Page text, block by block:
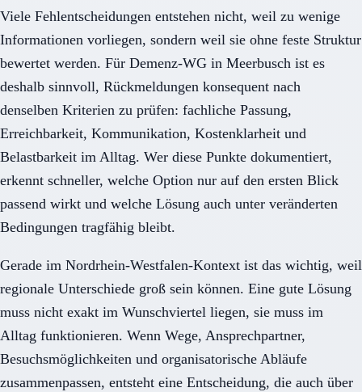
Viele Fehlentscheidungen entstehen nicht, weil zu wenige
Informationen vorliegen, sondern weil sie ohne feste Struktur
bewertet werden. Für Demenz-WG in Meerbusch ist es
deshalb sinnvoll, Rückmeldungen konsequent nach
denselben Kriterien zu prüfen: fachliche Passung,
Erreichbarkeit, Kommunikation, Kostenklarheit und
Belastbarkeit im Alltag. Wer diese Punkte dokumentiert,
erkennt schneller, welche Option nur auf den ersten Blick
passend wirkt und welche Lösung auch unter veränderten
Bedingungen tragfähig bleibt.
Gerade im Nordrhein-Westfalen-Kontext ist das wichtig, weil
regionale Unterschiede groß sein können. Eine gute Lösung
muss nicht exakt im Wunschviertel liegen, sie muss im
Alltag funktionieren. Wenn Wege, Ansprechpartner,
Besuchsmöglichkeiten und organisatorische Abläufe
zusammenpassen, entsteht eine Entscheidung, die auch über